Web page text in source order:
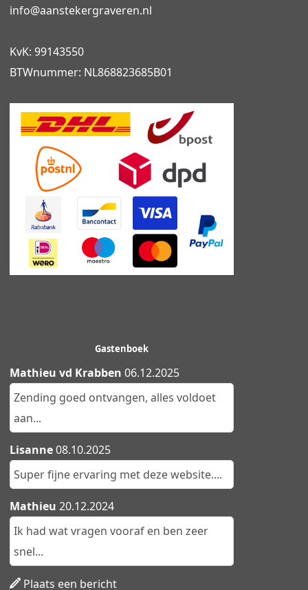
info@aanstekergraveren.nl
KvK: 99143550
BTWnummer: NL868823685B01
Gastenboek
Mathieu vd Krabben 06.12.2025
Zending goed ontvangen, alles voldoet
aan...
Lisanne08.10.2025
Super fijne ervaring met deze website....
Mathieu 20.12.2024
Ik had wat vragen vooraf en ben zeer
snel...
Plaats een bericht